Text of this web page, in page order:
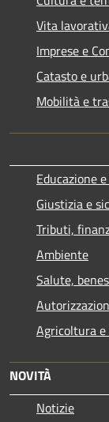
Vita
Imprese e
Catasto e
Mobilità e
Educazione
Giustizia e
Tributi,
Ambiente
Salute,
Agricoltura e
NOVITÀ
Notizie